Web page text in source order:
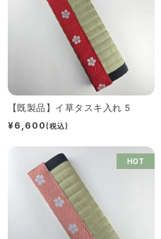
【既製品】イ草タスキ入れ 5
¥6,600(税込)
HOT